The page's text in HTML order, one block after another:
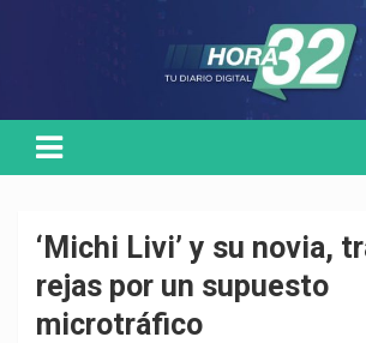
‘Michi Livi’ y su novia,
rejas por un supuesto
microtráfico